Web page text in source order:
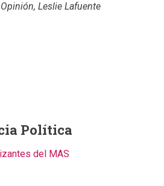
Leslie Lafuente
Política
del MAS